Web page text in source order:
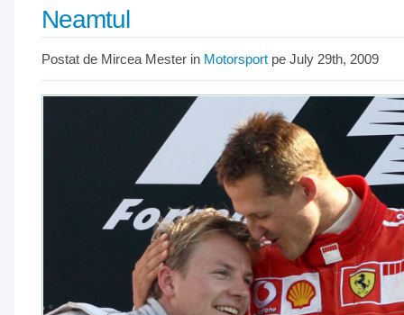
Neamtul
Postat de Mircea Mester in Motorsport pe July 29th, 2009